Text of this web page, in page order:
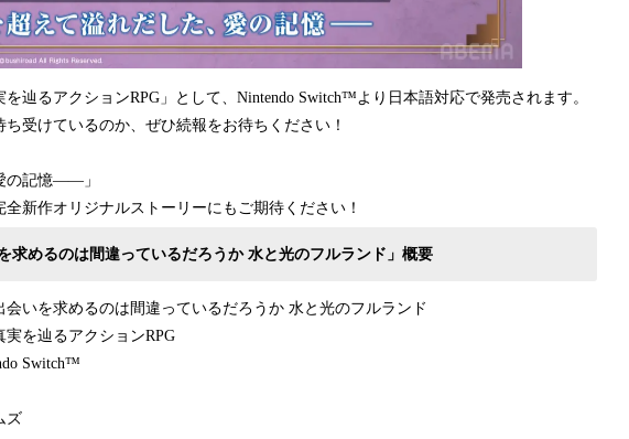
辿るアクションRPG」として、Nintendo Switch™より日本語対応で発売されます。
受けているのか、ぜひ続報をお待ちください！
の記憶――」
新作オリジナルストーリーにもご期待ください！
求めるのは間違っているだろうか 水と光のフルランド」概要
会いを求めるのは間違っているだろうか 水と光のフルランド
実を辿るアクションRPG
Switch™
ズ